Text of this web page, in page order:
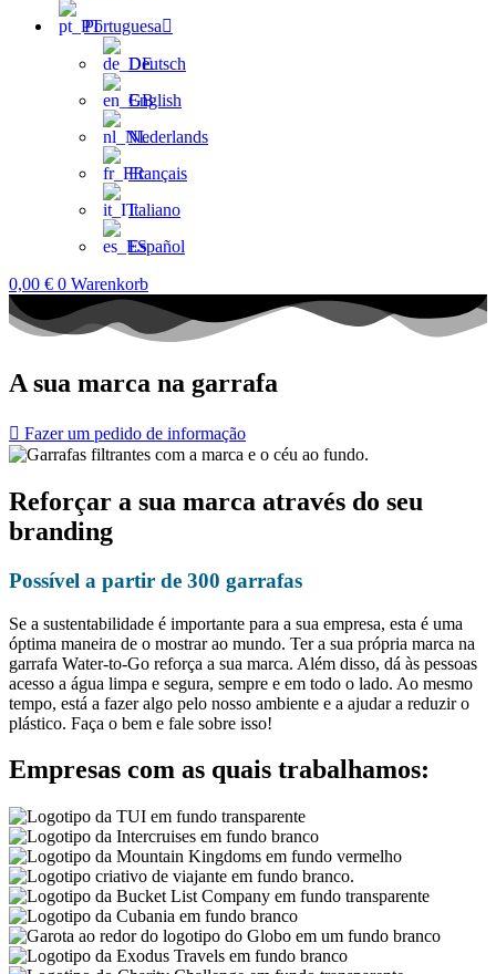
Portuguesa
Deutsch
English
Nederlands
Français
Italiano
Español
0,00 € 0 Warenkorb
A sua marca na garrafa
Fazer um pedido de informação
Reforçar a sua marca através do seu
branding
Possível a partir de 300 garrafas
Se a sustentabilidade é importante para a sua empresa, esta é uma
óptima maneira de o mostrar ao mundo. Ter a sua própria marca na
garrafa Water-to-Go reforça a sua marca. Além disso, dá às pessoas
acesso a água limpa e segura, sempre e em todo o lado. Ao mesmo
tempo, está a fazer algo pelo nosso ambiente e a ajudar a reduzir o
plástico. Faça o bem e fale sobre isso!
Empresas com as quais trabalhamos: